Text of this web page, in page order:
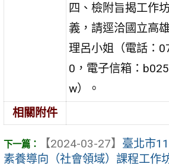
四、檢附旨揭工作
義，請逕洽國立高
理呂小姐（電話：
0，電子信箱：
w）。
相關附件
【2024-03-27】 臺北市
素養導向（社會領域）課程工作